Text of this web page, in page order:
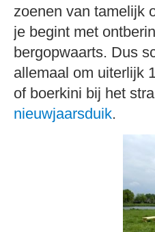
zoenen van tamelijk
je begint met
bergopwaarts. Dus
allemaal om uiterlijk
of boerkini bij het
nieuwjaarsduik.